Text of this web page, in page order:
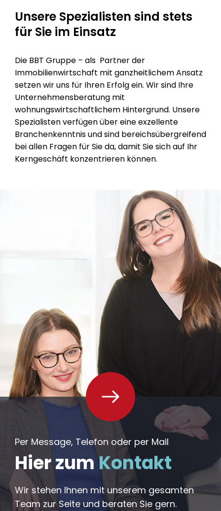
Unsere Spezialisten sind stets
für Sie im Einsatz
Die BBT Gruppe – als Partner der
Immobilienwirtschaft mit ganzheitlichem Ansatz
setzen wir uns für Ihren Erfolg ein. Wir sind Ihre
Unternehmensberatung mit
wohnungswirtschaftlichem Hintergrund. Unsere
Spezialisten verfügen über eine exzellente
Branchenkenntnis und sind bereichsübergreifend
bei allen Fragen für Sie da, damit Sie sich auf Ihr
Kerngeschäft konzentrieren können.
Per Message, Telefon oder per Mail
Hier zumKontakt
Wir stehen Ihnen mit unserem gesamten
Team zur Seite und beraten Sie gern.